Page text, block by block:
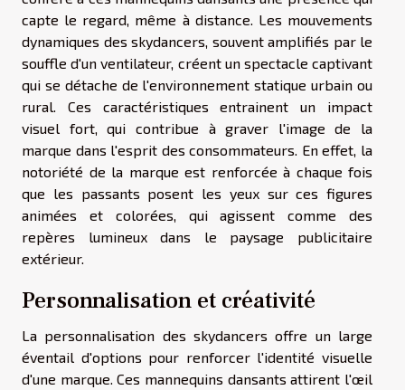
capte le regard, même à distance. Les mouvements
dynamiques des skydancers, souvent amplifiés par le
souffle d'un ventilateur, créent un spectacle captivant
qui se détache de l'environnement statique urbain ou
rural. Ces caractéristiques entrainent un impact
visuel fort, qui contribue à graver l'image de la
marque dans l'esprit des consommateurs. En effet, la
notoriété de la marque est renforcée à chaque fois
que les passants posent les yeux sur ces figures
animées et colorées, qui agissent comme des
repères lumineux dans le paysage publicitaire
extérieur.
Personnalisation et créativité
La personnalisation des skydancers offre un large
éventail d'options pour renforcer l'identité visuelle
d'une marque. Ces mannequins dansants attirent l'œil